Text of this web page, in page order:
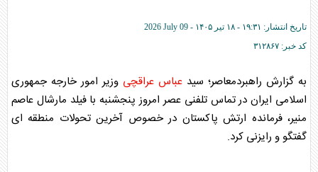
تاریخ انتشار: ۱۹:۳۱ - ۱۸ تير ۱۴۰۵ -
2026 July 09
کد خبر: ۳۱۲۸۶۷
به گزارش راهبردمعاصر؛ سید عباس عراقچی وزیر امور خارجه جمهوری
اسلامی ایران در تماس تلفنی عصر امروز پنجشنبه با فیلد مارشال عاصم
منیر، فرمانده ارتش پاکستان در خصوص آخرین تحولات منطقه ای
گفتگو و رایزنی کرد.